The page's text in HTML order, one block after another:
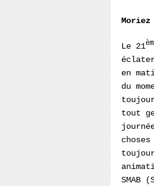
Le 21
en
du
tout
SMAB